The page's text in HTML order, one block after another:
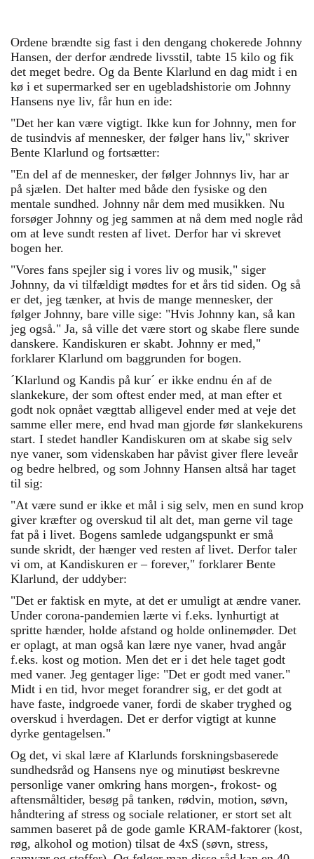
Ordene brændte sig fast i den dengang chokerede Johnny
Hansen, der derfor ændrede livsstil, tabte 15 kilo og fik
det meget bedre. Og da Bente Klarlund en dag midt i en
kø i et supermarked ser en ugebladshistorie om Johnny
Hansens nye liv, får hun en ide:
"Det her kan være vigtigt. Ikke kun for Johnny, men for
de tusindvis af mennesker, der følger hans liv," skriver
Bente Klarlund og fortsætter:
"En del af de mennesker, der følger Johnnys liv, har ar
på sjælen. Det halter med både den fysiske og den
mentale sundhed. Johnny når dem med musikken. Nu
forsøger Johnny og jeg sammen at nå dem med nogle råd
om at leve sundt resten af livet. Derfor har vi skrevet
bogen her.
"Vores fans spejler sig i vores liv og musik," siger
Johnny, da vi tilfældigt mødtes for et års tid siden. Og så
er det, jeg tænker, at hvis de mange mennesker, der
følger Johnny, bare ville sige: "Hvis Johnny kan, så kan
jeg også." Ja, så ville det være stort og skabe flere sunde
danskere. Kandiskuren er skabt. Johnny er med,"
forklarer Klarlund om baggrunden for bogen.
´Klarlund og Kandis på kur´ er ikke endnu én af de
slankekure, der som oftest ender med, at man efter et
godt nok opnået vægttab alligevel ender med at veje det
samme eller mere, end hvad man gjorde før slankekurens
start. I stedet handler Kandiskuren om at skabe sig selv
nye vaner, som videnskaben har påvist giver flere leveår
og bedre helbred, og som Johnny Hansen altså har taget
til sig:
"At være sund er ikke et mål i sig selv, men en sund krop
giver kræfter og overskud til alt det, man gerne vil tage
fat på i livet. Bogens samlede udgangspunkt er små
sunde skridt, der hænger ved resten af livet. Derfor taler
vi om, at Kandiskuren er – forever," forklarer Bente
Klarlund, der uddyber:
"Det er faktisk en myte, at det er umuligt at ændre vaner.
Under corona-pandemien lærte vi f.eks. lynhurtigt at
spritte hænder, holde afstand og holde onlinemøder. Det
er oplagt, at man også kan lære nye vaner, hvad angår
f.eks. kost og motion. Men det er i det hele taget godt
med vaner. Jeg gentager lige: "Det er godt med vaner."
Midt i en tid, hvor meget forandrer sig, er det godt at
have faste, indgroede vaner, fordi de skaber tryghed og
overskud i hverdagen. Det er derfor vigtigt at kunne
dyrke gentagelsen."
Og det, vi skal lære af Klarlunds forskningsbaserede
sundhedsråd og Hansens nye og minutiøst beskrevne
personlige vaner omkring hans morgen-, frokost- og
aftensmåltider, besøg på tanken, rødvin, motion, søvn,
håndtering af stress og sociale relationer, er stort set alt
sammen baseret på de gode gamle KRAM-faktorer (kost,
røg, alkohol og motion) tilsat de 4xS (søvn, stress,